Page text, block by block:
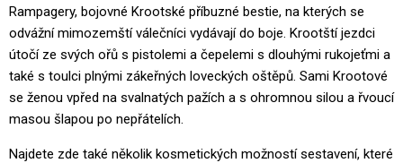
Rampagery, bojovné Krootské příbuzné bestie, na kterých se
odvážní mimozemští válečníci vydávají do boje. Krootští jezdci
útočí ze svých ořů s pistolemi a čepelemi s dlouhými rukojeťmi a
také s toulci plnými zákeřných loveckých oštěpů. Sami Krootové
se ženou vpřed na svalnatých pažích a s ohromnou silou a řvoucí
masou šlapou po nepřátelích.
Najdete zde také několik kosmetických možností sestavení, které